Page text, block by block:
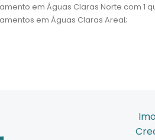
em Águas Claras Norte com 1
em Águas Claras Areal;